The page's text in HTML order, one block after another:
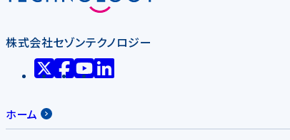
株式会社セゾンテクノロジー
ホーム